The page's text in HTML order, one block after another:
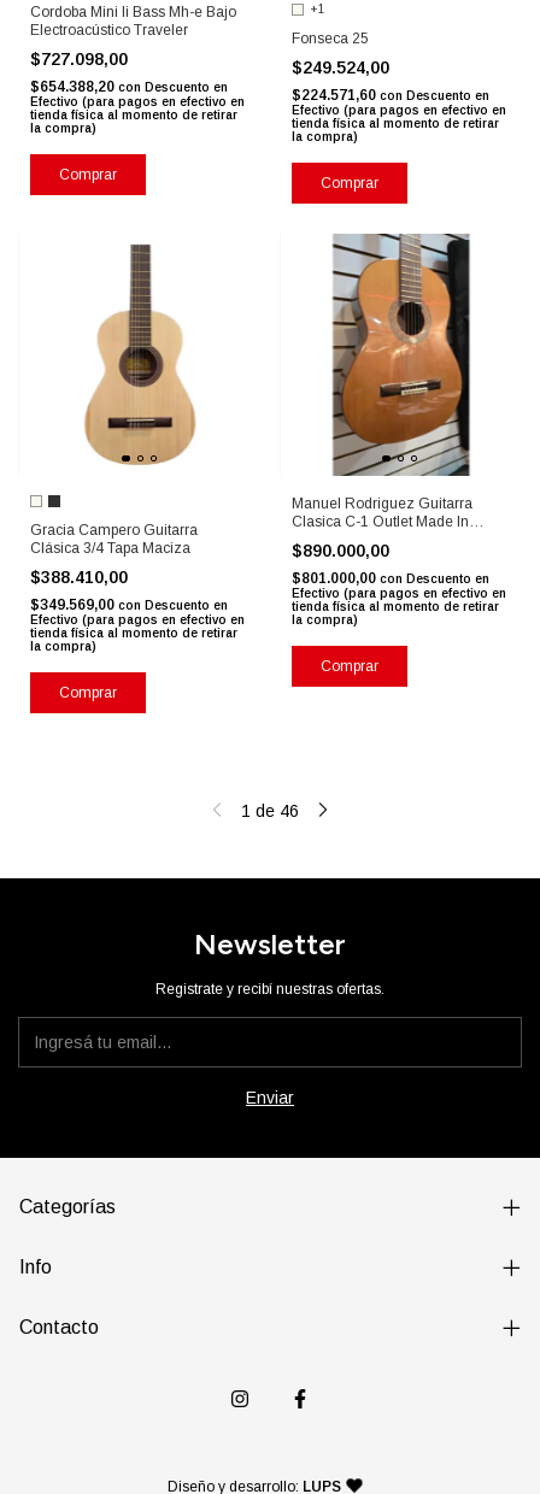
Cordoba Mini Ii Bass Mh-e Bajo
Electroacústico Traveler
$727.098,00
$654.388,20 con Descuento en
Efectivo (para pagos en efectivo en
tienda física al momento de retirar
la compra)
Comprar
+1
Fonseca 25
$249.524,00
$224.571,60 con Descuento en
Efectivo (para pagos en efectivo en
tienda física al momento de retirar
la compra)
Comprar
Gracia Campero Guitarra
Clásica 3/4 Tapa Maciza
$388.410,00
$349.569,00 con Descuento en
Efectivo (para pagos en efectivo en
tienda física al momento de retirar
la compra)
Comprar
Manuel Rodriguez Guitarra
Clasica C-1 Outlet Made In
España
$890.000,00
$801.000,00 con Descuento en
Efectivo (para pagos en efectivo en
tienda física al momento de retirar
la compra)
Comprar
1 de 46
Newsletter
Registrate y recibí nuestras ofertas.
Categorías
Info
Contacto
Diseño y desarrollo: LUPS — agencia de diseño y